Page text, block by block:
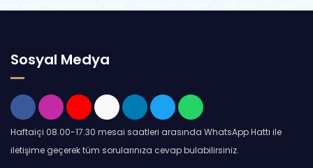
Sosyal Medya
Haftaiçi 08.00-17.30 mesai saatleri arasında WhatsApp Hattı ile
iletişime geçerek tüm sorularınıza cevap bulabilirsiniz.